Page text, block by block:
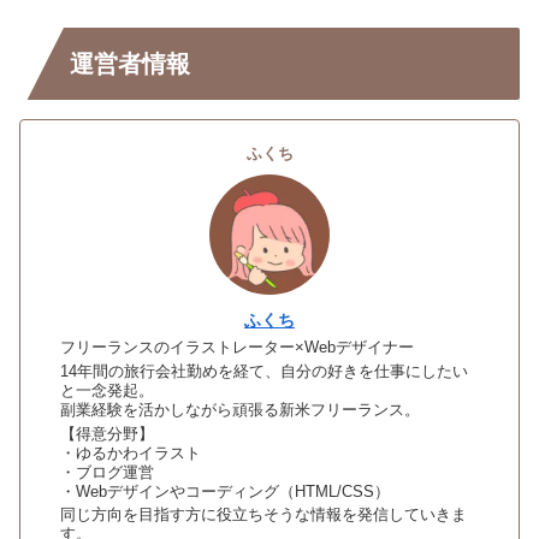
運営者情報
ふくち
ふくち
フリーランスのイラストレーター×Webデザイナー
14年間の旅行会社勤めを経て、自分の好きを仕事にしたい
と一念発起。
副業経験を活かしながら頑張る新米フリーランス。
【得意分野】
・ゆるかわイラスト
・ブログ運営
・Webデザインやコーディング（HTML/CSS）
同じ方向を目指す方に役立ちそうな情報を発信していきま
す。